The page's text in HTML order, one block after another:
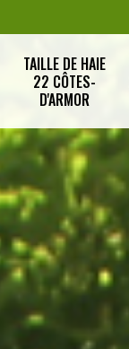
TAILLE DE HAIE
22 CÔTES-
D'ARMOR